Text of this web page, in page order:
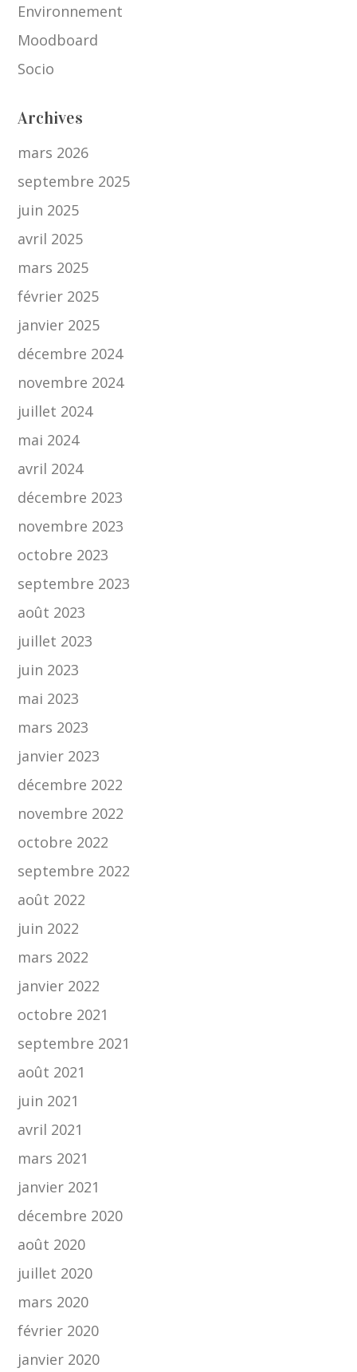
Environnement
Moodboard
Socio
Archives
mars 2026
septembre 2025
juin 2025
avril 2025
mars 2025
février 2025
janvier 2025
décembre 2024
novembre 2024
juillet 2024
mai 2024
avril 2024
décembre 2023
novembre 2023
octobre 2023
septembre 2023
août 2023
juillet 2023
juin 2023
mai 2023
mars 2023
janvier 2023
décembre 2022
novembre 2022
octobre 2022
septembre 2022
août 2022
juin 2022
mars 2022
janvier 2022
octobre 2021
septembre 2021
août 2021
juin 2021
avril 2021
mars 2021
janvier 2021
décembre 2020
août 2020
juillet 2020
mars 2020
février 2020
janvier 2020